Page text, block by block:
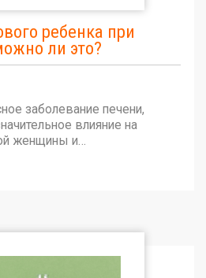
ребенка при
ли это?
заболевание печени,
влияние на
женщины и…